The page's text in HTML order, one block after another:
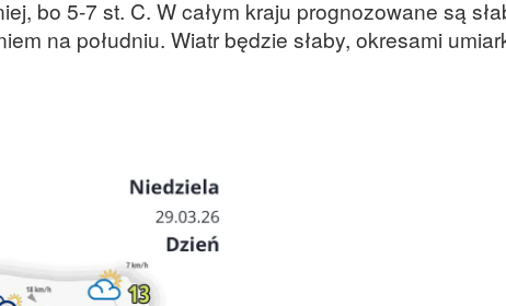
bo 5-7 st. C. W całym kraju prognozowane są
na południu. Wiatr będzie słaby, okresami